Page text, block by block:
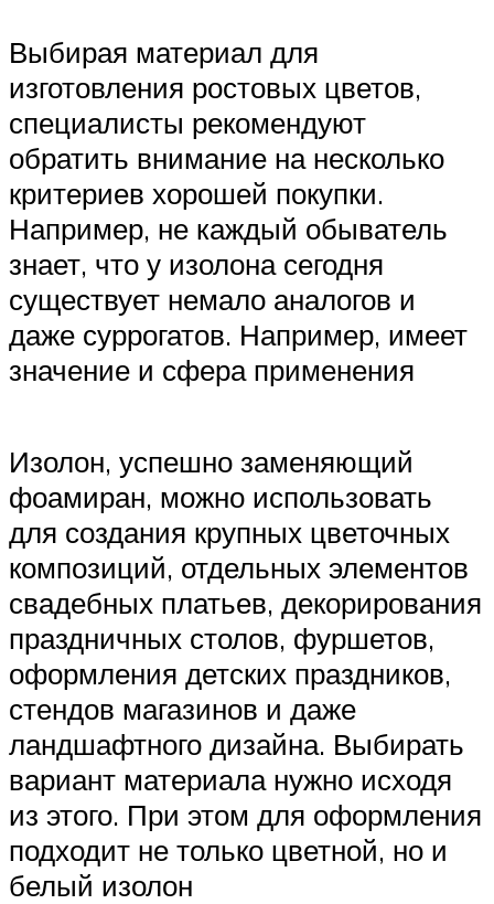
Выбирая материал для
изготовления ростовых цветов,
специалисты рекомендуют
обратить внимание на несколько
критериев хорошей покупки.
Например, не каждый обыватель
знает, что у изолона сегодня
существует немало аналогов и
даже суррогатов. Например, имеет
значение и сфера применения
Изолон, успешно заменяющий
фоамиран, можно использовать
для создания крупных цветочных
композиций, отдельных элементов
свадебных платьев, декорирования
праздничных столов, фуршетов,
оформления детских праздников,
стендов магазинов и даже
ландшафтного дизайна. Выбирать
вариант материала нужно исходя
из этого. При этом для оформления
подходит не только цветной, но и
белый изолон